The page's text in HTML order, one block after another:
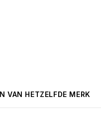
VAN HETZELFDE MERK